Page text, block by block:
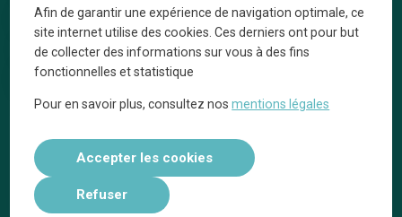
Bonnes adresses
Quartiers
Blog
Tops 10
A propos
On parle de nous
Afin de garantir une expérience de navigation optimale, ce
site internet utilise des cookies. Ces derniers ont pour but
de collecter des informations sur vous à des fins
fonctionnelles et statistique
Pour en savoir plus, consultez nosmentions légales
Accepter les cookies
Refuser